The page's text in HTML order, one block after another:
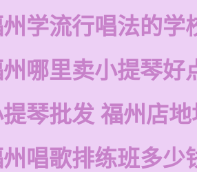
学流行唱法的学
哪里卖小提琴好
琴批发 福州店地
唱歌排练班多少